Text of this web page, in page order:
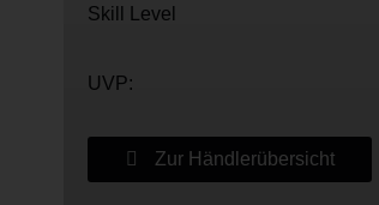
Skill Level
UVP:
Zur Händlerübersicht